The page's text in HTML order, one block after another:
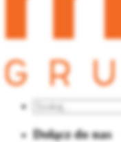
Dołącz do nas